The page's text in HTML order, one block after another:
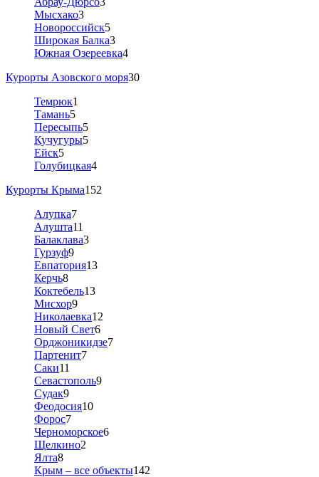
Мысхако3
Новороссийск5
Широкая Балка3
Южная Озереевка4
Курорты Азовского моря30
Темрюк1
Тамань5
Пересыпь5
Кучугуры5
Ейск5
Голубицкая4
Курорты Крыма152
Алупка7
Алушта11
Балаклава3
Гурзуф9
Евпатория13
Керчь8
Коктебель13
Мисхор9
Николаевка12
Новый Свет6
Орджоникидзе7
Партенит7
Саки11
Севастополь9
Судак9
Феодосия10
Форос7
Черноморское6
Щелкино2
Ялта8
Крым – все объекты142